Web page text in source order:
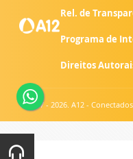
Rel. de
Programa de
Direitos
© 2007 - 2026. A12 -